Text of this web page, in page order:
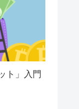
ト」入門